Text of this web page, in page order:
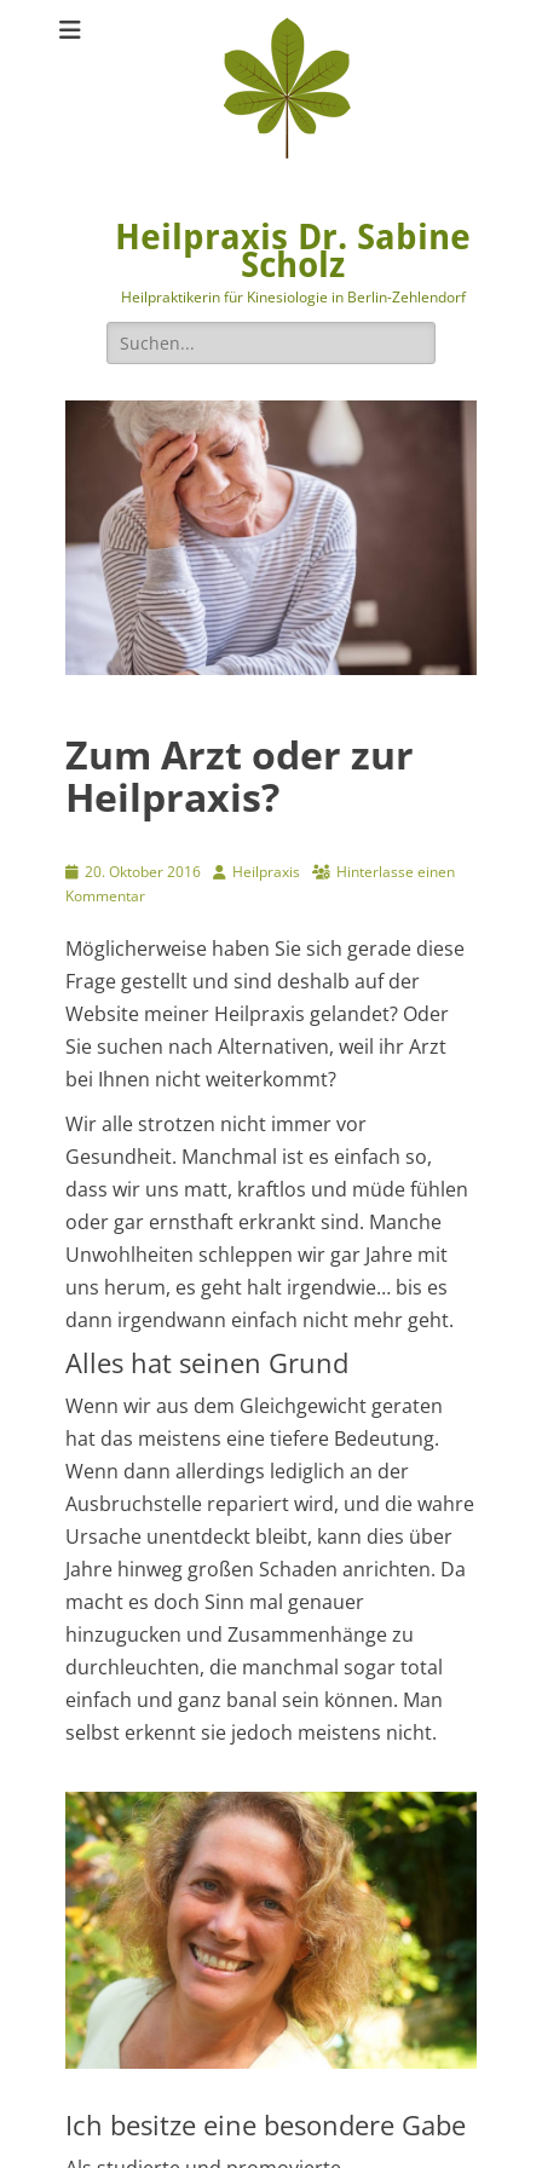
Heilpraxis Dr. Sabine
Scholz
Heilpraktikerin für Kinesiologie in Berlin-Zehlendorf
Suche
nach:
Zum Arzt oder zur
Heilpraxis?
Veröffentlicht
am
20. Oktober 2016 AutorHeilpraxis
Hinterlasse einen
Kommentar
Möglicherweise haben Sie sich gerade diese
Frage gestellt und sind deshalb auf der
Website meiner Heilpraxis gelandet? Oder
Sie suchen nach Alternativen, weil ihr Arzt
bei Ihnen nicht weiterkommt?
Wir alle strotzen nicht immer vor
Gesundheit. Manchmal ist es einfach so,
dass wir uns matt, kraftlos und müde fühlen
oder gar ernsthaft erkrankt sind. Manche
Unwohlheiten schleppen wir gar Jahre mit
uns herum, es geht halt irgendwie… bis es
dann irgendwann einfach nicht mehr geht.
Alles hat seinen Grund
Wenn wir aus dem Gleichgewicht geraten
hat das meistens eine tiefere Bedeutung.
Wenn dann allerdings lediglich an der
Ausbruchstelle repariert wird, und die wahre
Ursache unentdeckt bleibt, kann dies über
Jahre hinweg großen Schaden anrichten. Da
macht es doch Sinn mal genauer
hinzugucken und Zusammenhänge zu
durchleuchten, die manchmal sogar total
einfach und ganz banal sein können. Man
selbst erkennt sie jedoch meistens nicht.
Ich besitze eine besondere Gabe